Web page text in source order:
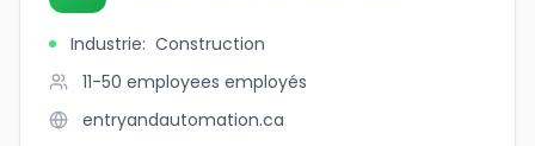
Industrie: Construction
11-50 employees employés
entryandautomation.ca